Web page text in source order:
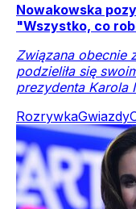
Nowakowska
"Wszystko, co
Związana obecnie
podzieliła się
prezydenta Karola
RozrywkaGwiazdy